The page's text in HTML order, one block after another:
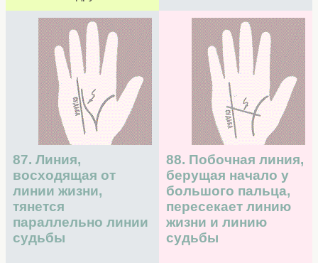
87. Линия,
восходящая от
линии жизни,
тянется
параллельно линии
судьбы
88. Побочная линия,
берущая начало у
большого пальца,
пересекает линию
жизни и линию
судьбы